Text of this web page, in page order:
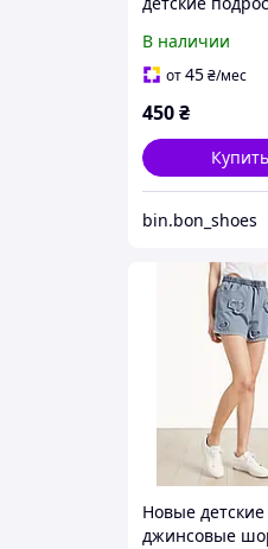
джинсовые
(1723)
В наличии
от45₴/мес
450₴
bin.bon_shoes
Новые детские
джинсовые